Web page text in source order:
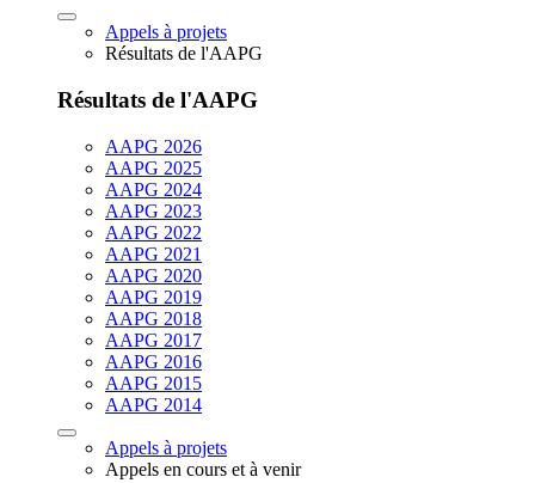
Appels à projets
Résultats de l'AAPG
Résultats de l'AAPG
AAPG 2026
AAPG 2025
AAPG 2024
AAPG 2023
AAPG 2022
AAPG 2021
AAPG 2020
AAPG 2019
AAPG 2018
AAPG 2017
AAPG 2016
AAPG 2015
AAPG 2014
Appels à projets
Appels en cours et à venir